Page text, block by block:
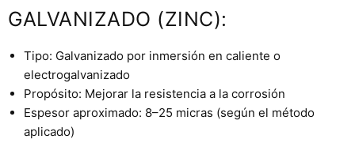
GALVANIZADO (ZINC):
Tipo: Galvanizado por inmersión en caliente o
electrogalvanizado
Propósito: Mejorar la resistencia a la corrosión
Espesor aproximado: 8–25 micras (según el método
aplicado)